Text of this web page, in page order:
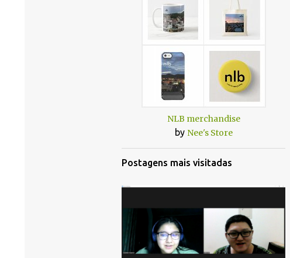
NLB merchandise
by Nee's Store
Postagens mais visitadas